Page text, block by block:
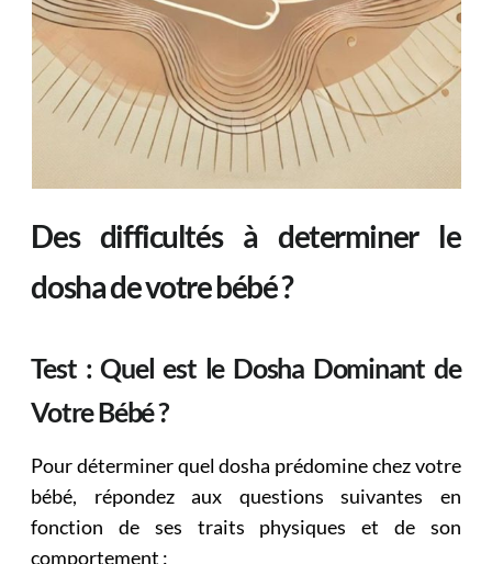
Des difficultés à determiner le
dosha de votre bébé ?
Test : Quel est le Dosha Dominant de
Votre Bébé ?
Pour déterminer quel dosha prédomine chez votre
bébé, répondez aux questions suivantes en
fonction de ses traits physiques et de son
comportement :